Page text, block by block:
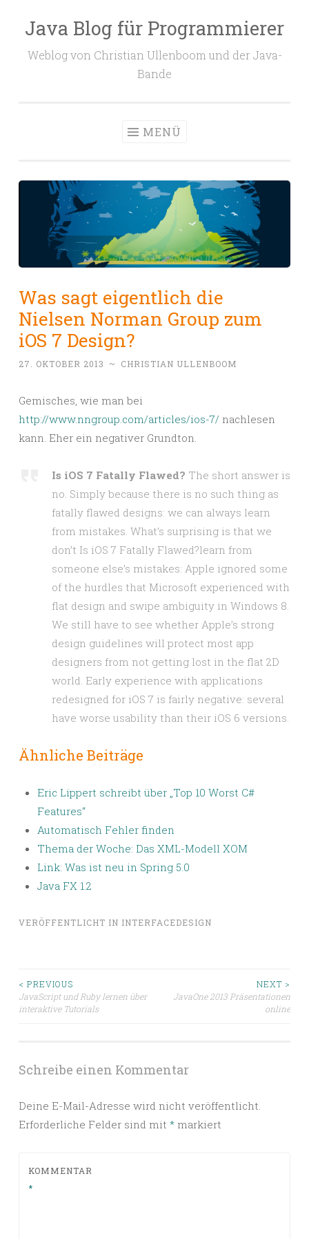
Zum
springen
Java Blog für Programmierer
Weblog von Christian Ullenboom und der Java-
Bande
MENÜ
Was sagt eigentlich die
Nielsen Norman Group zum
iOS 7 Design?
27. OKTOBER 2013 ~ CHRISTIAN ULLENBOOM
Gemisches, wie man bei
http://www.nngroup.com/articles/ios-7/ nachlesen
kann. Eher ein negativer Grundton.
Is iOS 7 Fatally Flawed? The short answer is
no. Simply because there is no such thing as
fatally flawed designs: we can always learn
from mistakes. What’s surprising is that we
don’t Is iOS 7 Fatally Flawed?learn from
someone else’s mistakes: Apple ignored some
of the hurdles that Microsoft experienced with
flat design and swipe ambiguity in Windows 8.
We still have to see whether Apple’s strong
design guidelines will protect most app
designers from not getting lost in the flat 2D
world. Early experience with applications
redesigned for iOS 7 is fairly negative: several
have worse usability than their iOS 6 versions.
Ähnliche Beiträge
Eric Lippert schreibt über „Top 10 Worst C#
Features“
Automatisch Fehler finden
Thema der Woche: Das XML-Modell XOM
Link: Was ist neu in Spring 5.0
Java FX 1.2
VERÖFFENTLICHT IN INTERFACEDESIGN
Beitragsnavigation
< PREVIOUS
JavaScript und Ruby lernen über
interaktive Tutorials
NEXT >
JavaOne 2013 Präsentationen
online
Schreibe einen Kommentar
Deine E-Mail-Adresse wird nicht veröffentlicht.
Erforderliche Felder sind mit * markiert
KOMMENTAR
*